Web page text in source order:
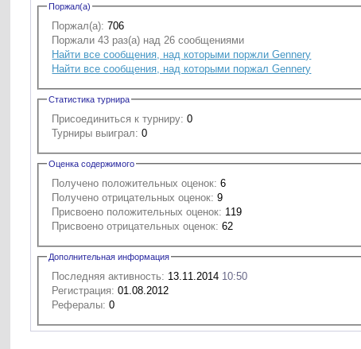
Поржал(а)
Поржал(а): 706
Поржали 43 раз(а) над 26 сообщениями
Найти все сообщения, над которыми поржли Gennery
Найти все сообщения, над которыми поржал Gennery
Статистика турнира
Присоединиться к турниру:0
Турниры выиграл: 0
Оценка содержимого
Получено положительных оценок: 6
Получено отрицательных оценок: 9
Присвоено положительных оценок: 119
Присвоено отрицательных оценок: 62
Дополнительная информация
Последняя активность: 13.11.2014 10:50
Регистрация: 01.08.2012
Рефералы: 0